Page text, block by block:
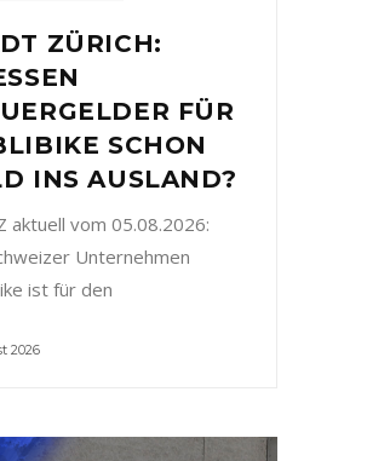
ZÜRICH:
FÜR
SCHON
INS AUSLAND?
aktuell vom 05.08.2026:
Unternehmen
ist für den
2026